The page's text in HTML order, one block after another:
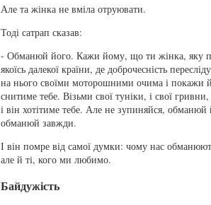
Але та жінка не вміла отруювати.
Тоді сатрап сказав:
- Обманюй його. Кажи йому, що ти жінка, яку
якоїсь далекої країни, де доброчесність
на нього своїми моторошними очима і покажи
снитиме тебе. Візьми свої туніки, і свої
і він хотітиме тебе. Але не зупиняйся,
обманюй завжди.
І він помре від самої думки: чому нас
але й ті, кого ми любимо.
Байдужість